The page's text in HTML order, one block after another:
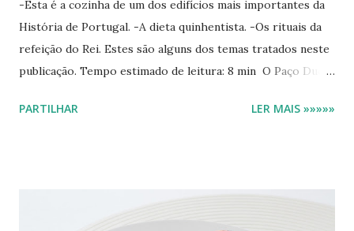
-Esta é a cozinha de um dos edifícios mais importantes da
História de Portugal. -A dieta quinhentista. -Os rituais da
refeição do Rei. Estes são alguns dos temas tratados neste
publicação. Tempo estimado de leitura: 8 min O Paço Ducal
Duque de Bragança. Desde então foi sofrendo variadas
1910, com a implementação da República, o Paço é
encerrado, reabrindo por vontade expressa de D.Manuel II
PARTILHAR LER MAIS »»»»»